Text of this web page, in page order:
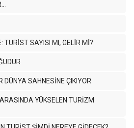
TURİST SAYISI MI, GELİR Mİ?
DÜNYA SAHNESİNE ÇIKIYOR
YÜKSELEN TURİZM